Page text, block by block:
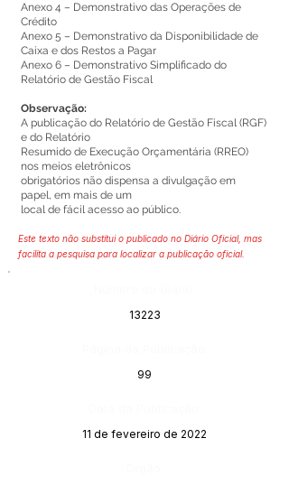
Anexo 4 – Demonstrativo das Operações de
Crédito
Anexo 5 – Demonstrativo da Disponibilidade de
Caixa e dos Restos a Pagar
Anexo 6 – Demonstrativo Simplificado do
Relatório de Gestão Fiscal
Observação:
A publicação do Relatório de Gestão Fiscal (RGF)
e do Relatório
Resumido de Execução Orçamentária (RREO)
nos meios eletrônicos
obrigatórios não dispensa a divulgação em
papel, em mais de um
local de fácil acesso ao público.
Este texto não substitui o publicado no Diário Oficial, mas
facilita a pesquisa para localizar a publicação oficial.
13223
99
11 de fevereiro de 2022